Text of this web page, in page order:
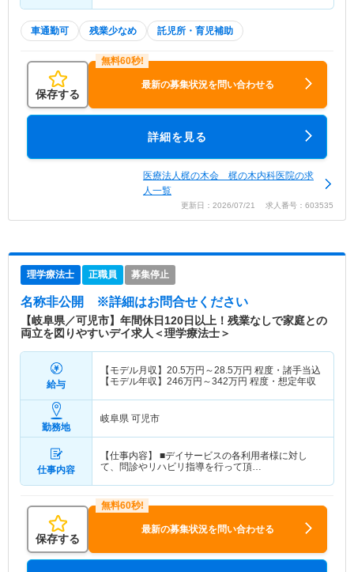
車通勤可 残業少なめ 託児所・育児補助
保存する
最新の募集状況を問い合わせる
詳細を見る
医療法人梶の木会 梶の木内科医院の求
人一覧
更新日：2026/07/21 求人番号：603535
理学療法士 正職員 募集停止
名称非公開 ※詳細はお問合せください
【岐阜県／可児市】年間休日120日以上！残業なしで家庭との
両立を図りやすいデイ求人＜理学療法士＞
給与
【モデル月収】 20.5万円～28.5万円 程度・諸手当込
【モデル年収】 246万円～342万円 程度・想定年収
勤務地
岐阜県 可児市
仕事内容
【仕事内容】 ■デイサービスの各利用者様に対し
て、問診やリハビリ指導を行って頂…
保存する
最新の募集状況を問い合わせる